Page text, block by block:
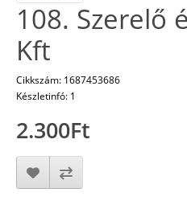
108. Szerelő
Kft
Cikkszám: 1687453686
Készletinfó: 1
2.300Ft